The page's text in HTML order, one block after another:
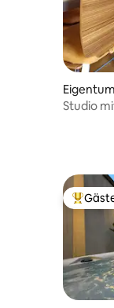
Studio